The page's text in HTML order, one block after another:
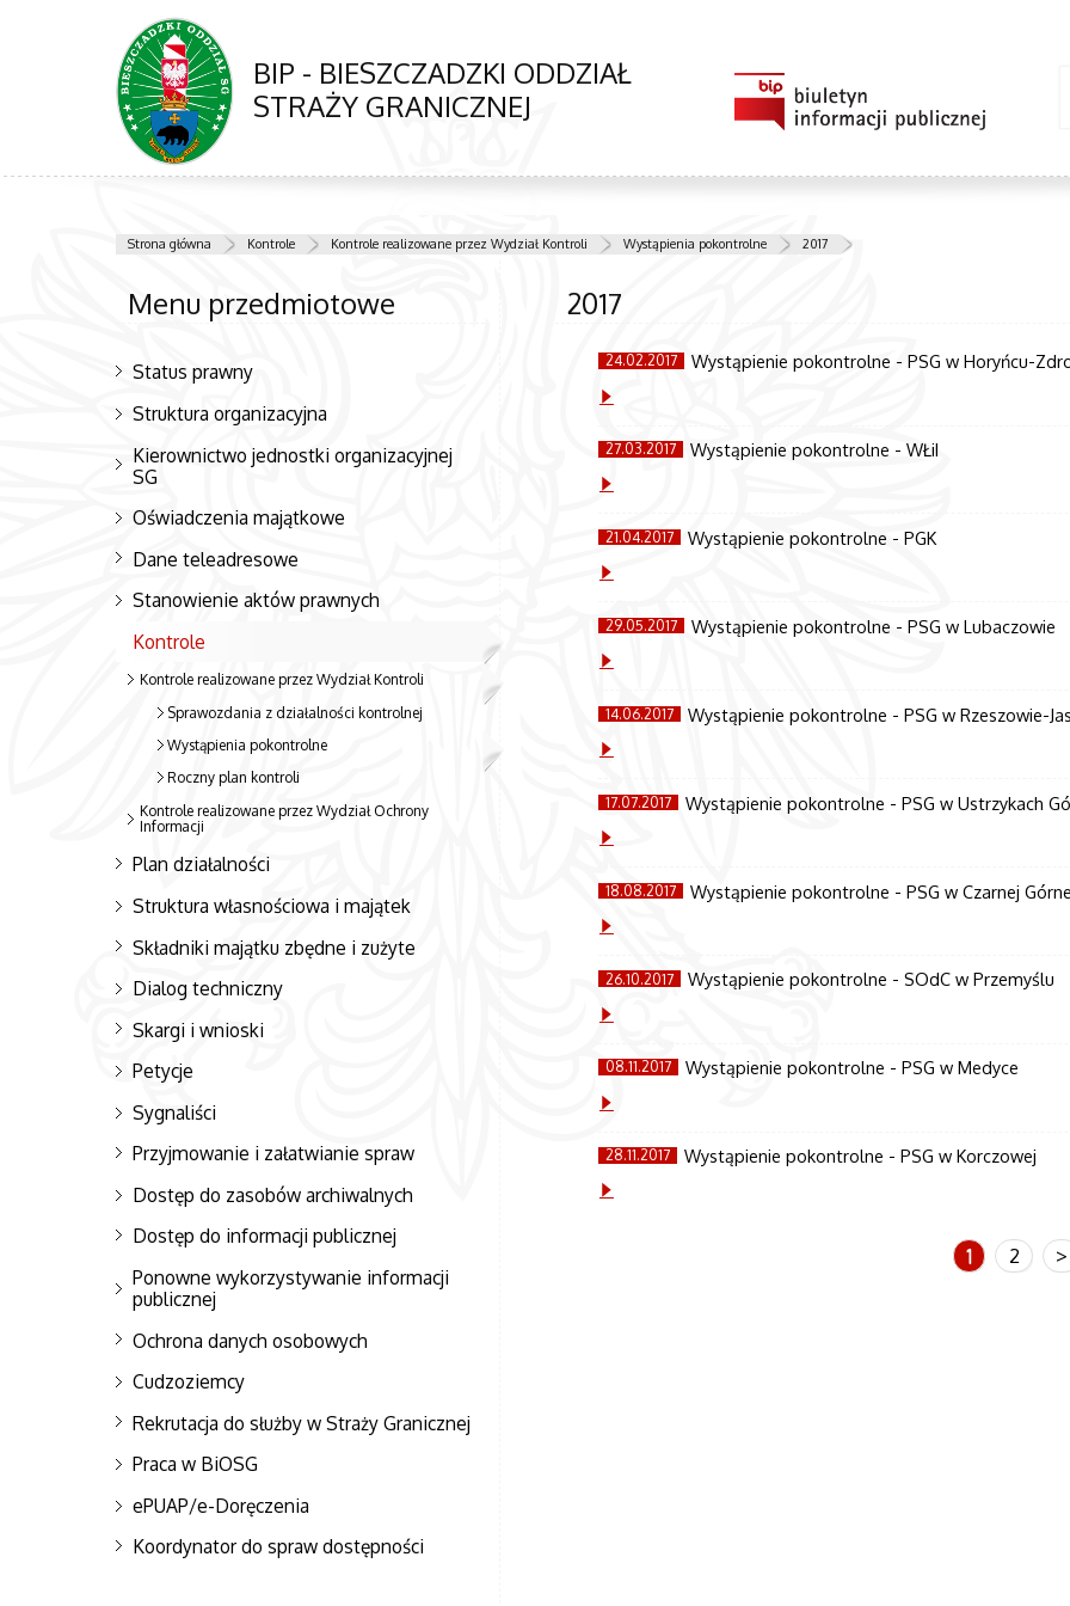
BIP - BIESZCZADZKI ODDZIAŁ
STRAŻY GRANICZNEJ
Strona główna Kontrole Kontrole realizowane przez Wydział Kontroli Wystąpienia pokontrolne 2017
Menu przedmiotowe
Status prawny
Struktura organizacyjna
Kierownictwo jednostki organizacyjnej
SG
Oświadczenia majątkowe
Dane teleadresowe
Stanowienie aktów prawnych
Kontrole
Kontrole realizowane przez Wydział Kontroli
Sprawozdania z działalności kontrolnej
Wystąpienia pokontrolne
Roczny plan kontroli
Kontrole realizowane przez Wydział Ochrony
Informacji
Plan działalności
Struktura własnościowa i majątek
Składniki majątku zbędne i zużyte
Dialog techniczny
Skargi i wnioski
Petycje
Sygnaliści
Przyjmowanie i załatwianie spraw
Dostęp do zasobów archiwalnych
Dostęp do informacji publicznej
Ponowne wykorzystywanie informacji
publicznej
Ochrona danych osobowych
Cudzoziemcy
Rekrutacja do służby w Straży Granicznej
Praca w BiOSG
ePUAP/e-Doręczenia
Koordynator do spraw dostępności
2017
24.02.2017 Wystąpienie pokontrolne - PSG w Horyńcu-
27.03.2017 Wystąpienie pokontrolne - WŁiI
21.04.2017 Wystąpienie pokontrolne - PGK
29.05.2017 Wystąpienie pokontrolne - PSG w Lubaczowie
14.06.2017 Wystąpienie pokontrolne - PSG w Rzeszowie-
17.07.2017 Wystąpienie pokontrolne - PSG w Ustrzykach
18.08.2017 Wystąpienie pokontrolne - PSG w Czarnej
26.10.2017 Wystąpienie pokontrolne - SOdC w Przemyślu
08.11.2017 Wystąpienie pokontrolne - PSG w Medyce
28.11.2017 Wystąpienie pokontrolne - PSG w Korczowej
1 2 >